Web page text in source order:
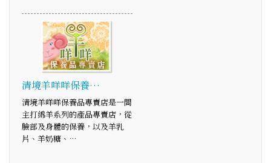
清境羊咩咩保養…
清境羊咩咩保養品專賣店是一間
主打綿羊系列的產品專賣店，從
臉部及身體的保養，以及羊乳
片、羊奶糖、…